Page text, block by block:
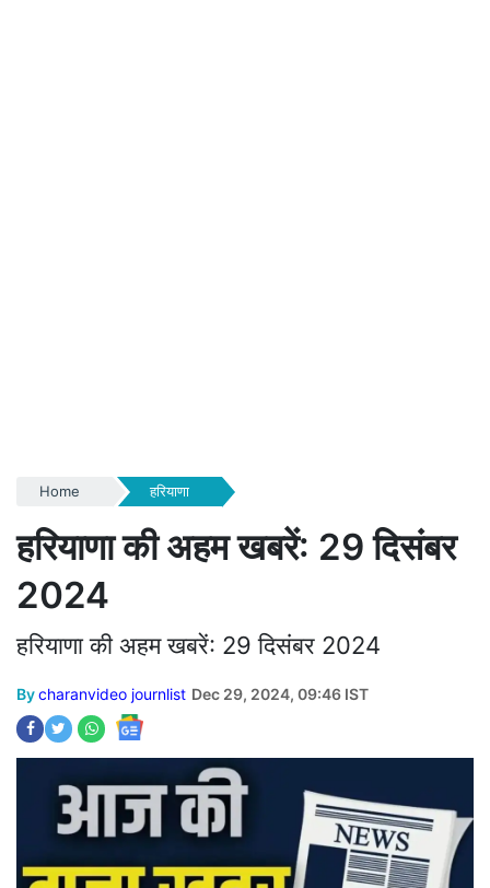
Home हरियाणा
हरियाणा की अहम खबरें: 29 दिसंबर
2024
हरियाणा की अहम खबरें: 29 दिसंबर 2024
Bycharanvideo journlist Dec 29, 2024, 09:46 IST